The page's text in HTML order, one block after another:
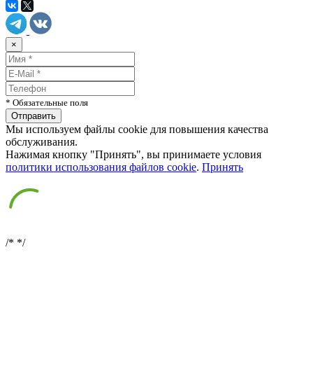
×
* Обязательные поля
Мы используем файлы cookie для повышения качества
обслуживания.
Нажимая кнопку "Принять", вы принимаете условия
политики использования файлов cookie. Принять
/* */